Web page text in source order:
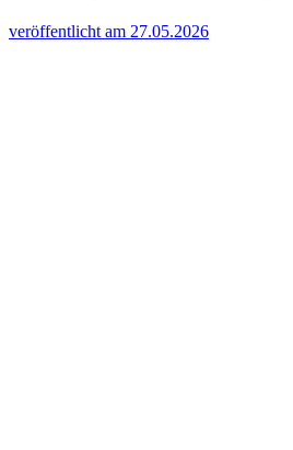
veröffentlicht am 27.05.2026